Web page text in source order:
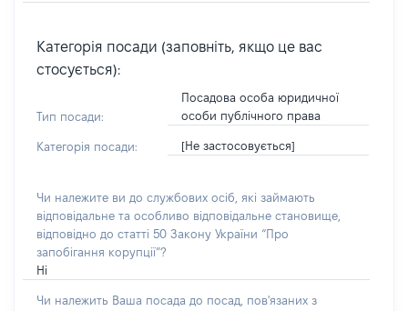
Категорія посади (заповніть, якщо це вас
стосується):
Тип посади:
Посадова особа юридичної
особи публічного права
Категорія посади: [Не застосовується]
Чи належите ви до службових осіб, які займають
відповідальне та особливо відповідальне становище,
відповідно до статті 50 Закону України “Про
запобігання корупції”?
Ні
Чи належить Ваша посада до посад, пов'язаних з